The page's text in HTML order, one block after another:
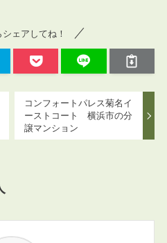
ェアしてね！
コンフォートパレス菊名イ
ーストコート 横浜市の分
譲マンション